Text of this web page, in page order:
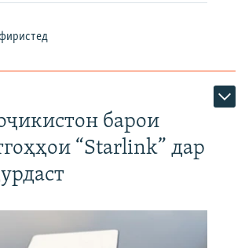
барои
“Starlink” дар